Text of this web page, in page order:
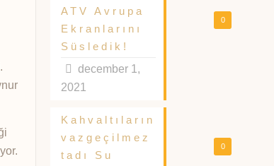
0
ATV Avrupa
Ekranlarını
Süsledik!
december 1,
2021
0
Kahvaltıların
vazgeçilmez
tadı Su